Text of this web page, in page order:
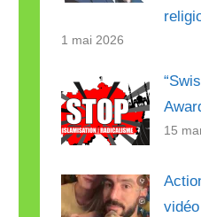
1 mai 2026
15